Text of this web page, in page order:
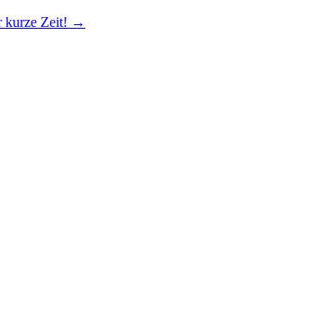
kurze Zeit! →